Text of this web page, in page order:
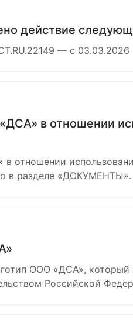
действие
— с 03.03.2026
в отношении
отношении
в разделе «ДОКУМЕНТЫ».
ООО «ДСА»,
Российской